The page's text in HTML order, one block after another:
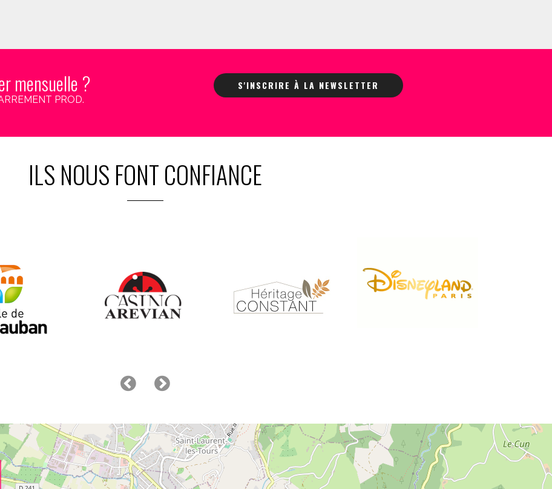
mensuelle ?
PROD.
S'INSCRIRE À LA NEWSLETTER
ILS NOUS FONT CONFIANCE